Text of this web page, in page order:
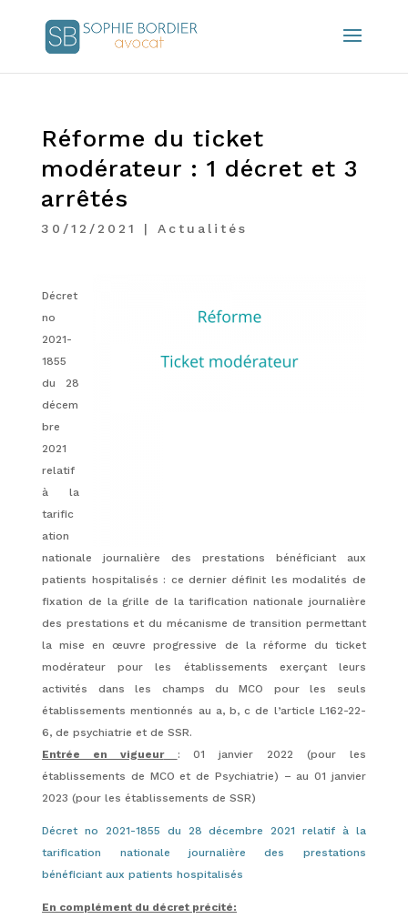
Réforme du ticket
modérateur : 1 décret et 3
arrêtés
30/12/2021 | Actualités
Décret
no
2021-
1855
du 28
décem
bre
2021
relatif
à la
tarific
ation
nationale journalière des prestations bénéficiant aux
patients hospitalisés : ce dernier définit les modalités de
fixation de la grille de la tarification nationale journalière
des prestations et du mécanisme de transition permettant
la mise en œuvre progressive de la réforme du ticket
modérateur pour les établissements exerçant leurs
activités dans les champs du MCO pour les seuls
établissements mentionnés au a, b, c de l’article L162-22-
6, de psychiatrie et de SSR.
Entrée en vigueur
: 01 janvier 2022 (pour les
établissements de MCO et de Psychiatrie) – au 01 janvier
2023 (pour les établissements de SSR)
Décret no 2021-1855 du 28 décembre 2021 relatif à la
tarification nationale journalière des prestations
bénéficiant aux patients hospitalisés
En complément du décret précité: